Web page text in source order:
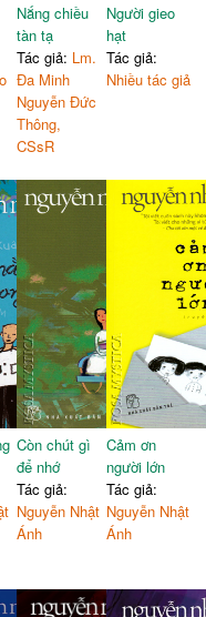
Nắng chiều
tàn tạ
Tác giả: Lm.
Đa Minh
Nguyễn Đức
Thông,
CSsR
Người gieo
hạt
Tác giả:
Nhiều tác giả
Còn chút gì
để nhớ
Tác giả:
Nguyễn Nhật
Ánh
Cảm ơn
người lớn
Tác giả:
Nguyễn Nhật
Ánh